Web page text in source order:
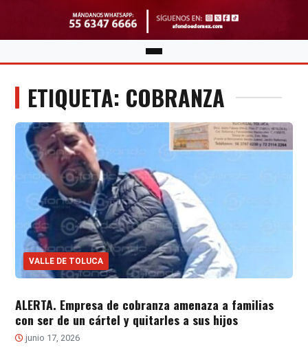
ETIQUETA: COBRANZA
VALLE DE TOLUCA
ALERTA. Empresa de cobranza amenaza a familias
con ser de un cártel y quitarles a sus hijos
junio 17, 2026